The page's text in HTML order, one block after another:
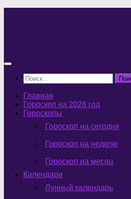
Найти:
Главная
Гороскоп на 2026 год
Гороскопы
Гороскоп на сегодня
Гороскоп на неделю
Гороскоп на месяц
Календари
Лунный календарь